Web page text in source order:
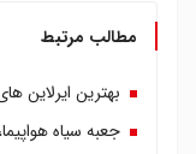
مطالب مرتبط
بهترین ایرلاین های دنیا
جعبه سیاه